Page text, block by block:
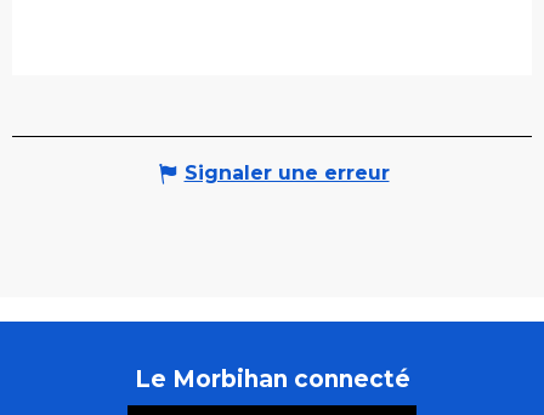
Signaler une erreur
Le Morbihan connecté